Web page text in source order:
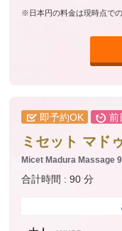
※日本円の料金は現時点で
即予約OK 前
ミセット マド
Micet Madura Massage
合計時間 : 90 分